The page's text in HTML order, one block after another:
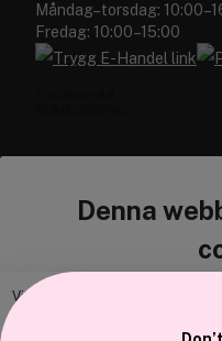
Denna
Vi använder
Måndag–torsdag:
Fredag: 10:00–15:00
Cocopanda.se